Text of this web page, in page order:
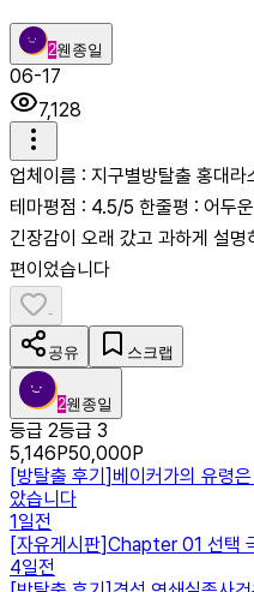
2웬종일
06-17
7,128
업체이름 : 지구별방탈출 홍대
테마평점 : 4.5/5 한줄평 : 어두
긴장감이 오래 갔고 과하게 설
편이었습니다
-
공유 스크랩
2웬종일
등급 2등급 3
5,146P50,000P
[방탈출 후기] 베이커가의 유령
았습니다
1일전
[자유게시판]Chapter 01 선택
4일전